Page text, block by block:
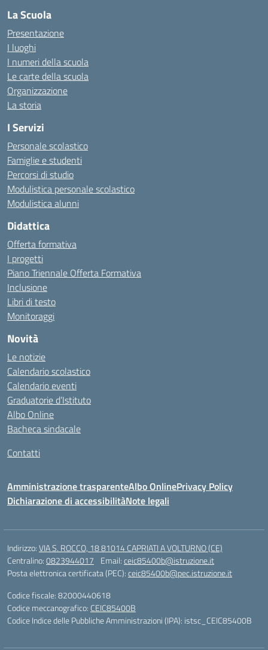
La Scuola
Presentazione
I luoghi
I numeri della scuola
Le carte della scuola
Organizzazione
La storia
I Servizi
Personale scolastico
Famiglie e studenti
Percorsi di studio
Modulistica personale scolastico
Modulistica alunni
Didattica
Offerta formativa
I progetti
Piano Triennale Offerta Formativa
Inclusione
Libri di testo
Monitoraggi
Novità
Le notizie
Calendario scolastico
Calendario eventi
Graduatorie d’Istituto
Albo Online
Bacheca sindacale
Contatti
Amministrazione trasparenteAlbo OnlinePrivacy Policy
Dichiarazione di accessibilitàNote legali
Indirizzo:VIA S. ROCCO, 18 81014 CAPRIATI A VOLTURNO (CE)
Centralino:0823944017 Email:ceic85400b@istruzione.it
Posta elettronica certificata (PEC):ceic85400b@pec.istruzione.it
Codice fiscale: 82000440618
Codice meccanografico: CEIC85400B
Codice Indice delle Pubbliche Amministrazioni (IPA): istsc_CEIC85400B